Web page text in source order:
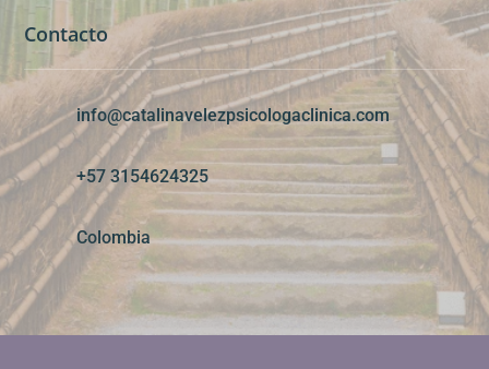
Contacto
info@catalinavelezpsicologaclinica.com
+57 3154624325
Colombia